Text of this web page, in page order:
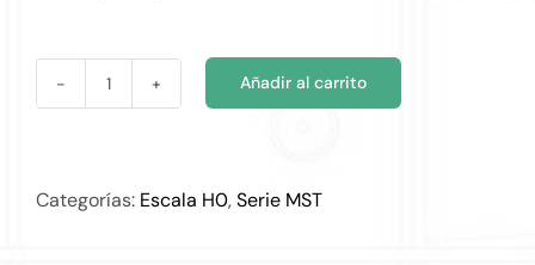
MST057
Añadir al carrito
Categorías: Escala H0,Serie MST